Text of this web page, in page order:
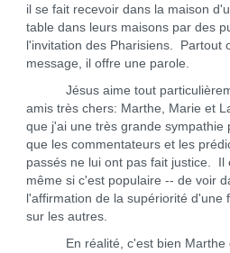
il se fait recevoir dans la maison
table dans leurs maisons par des
l'invitation des Pharisiens. Partout
message, il offre une parole.
Jésus aime tout
amis très chers: Marthe, Marie et
que j'ai une très grande sympathie
que les commentateurs et les
passés ne lui ont pas fait justice. Il
même si c'est populaire -- de voir
l'affirmation de la supériorité d'une
sur les autres.
En réalité, c'est bien Marthe